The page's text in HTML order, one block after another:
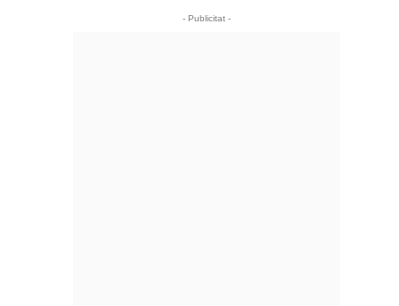
- Publicitat -